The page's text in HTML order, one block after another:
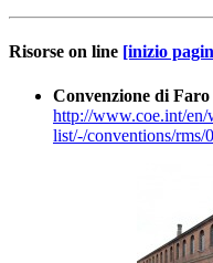
Risorse on line [inizio
Convenzione di Faro
http://www.coe.int/
list/-/conventions/rms/